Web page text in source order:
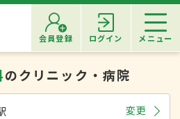
会員登録 ログイン メニュー
のクリニック・病院
変更